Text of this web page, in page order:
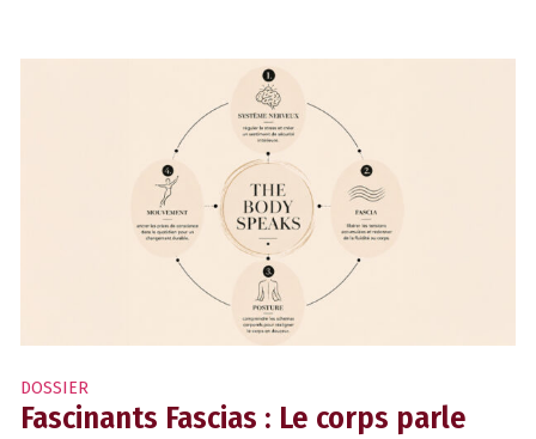
DOSSIER
Fascinants Fascias : Le corps parle